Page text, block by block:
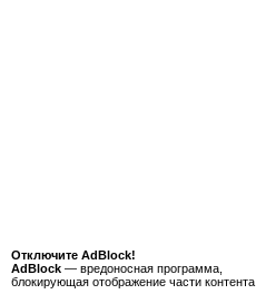
Отключите AdBlock!
AdBlock — вредоносная программа,
блокирующая отображение части контента.